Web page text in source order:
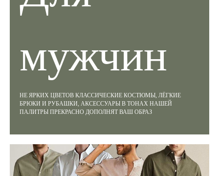
мужчин
НЕ ЯРКИХ ЦВЕТОВ КЛАССИЧЕСКИЕ КОСТЮМЫ, ЛЁГКИЕ
БРЮКИ И РУБАШКИ, АКСЕССУАРЫ В ТОНАХ НАШЕЙ
ПАЛИТРЫ ПРЕКРАСНО ДОПОЛНЯТ ВАШ ОБРАЗ